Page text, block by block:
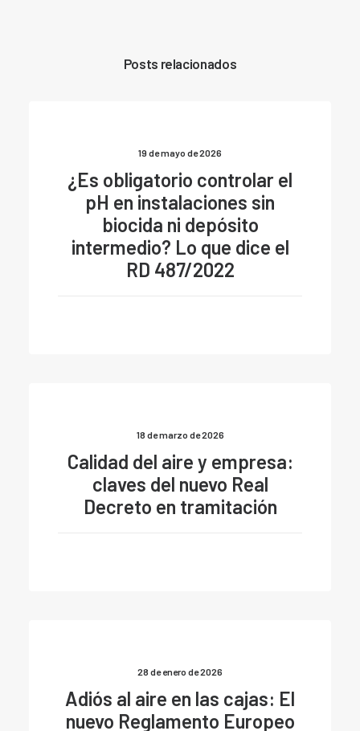
Posts relacionados
19 de mayo de 2026
¿Es obligatorio controlar el
pH en instalaciones sin
biocida ni depósito
intermedio? Lo que dice el
RD 487/2022
18 de marzo de 2026
Calidad del aire y empresa:
claves del nuevo Real
Decreto en tramitación
28 de enero de 2026
Adiós al aire en las cajas: El
nuevo Reglamento Europeo